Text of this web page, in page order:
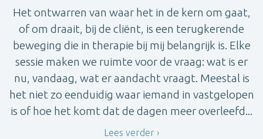
Het ontwarren van waar het in de kern om gaat,
of om draait, bij de cliënt, is een terugkerende
beweging die in therapie bij mij belangrijk is. Elke
sessie maken we ruimte voor de vraag: wat is er
nu, vandaag, wat er aandacht vraagt. Meestal is
het niet zo eenduidig waar iemand in vastgelopen
is of hoe het komt dat de dagen meer overleefd...
Lees verder